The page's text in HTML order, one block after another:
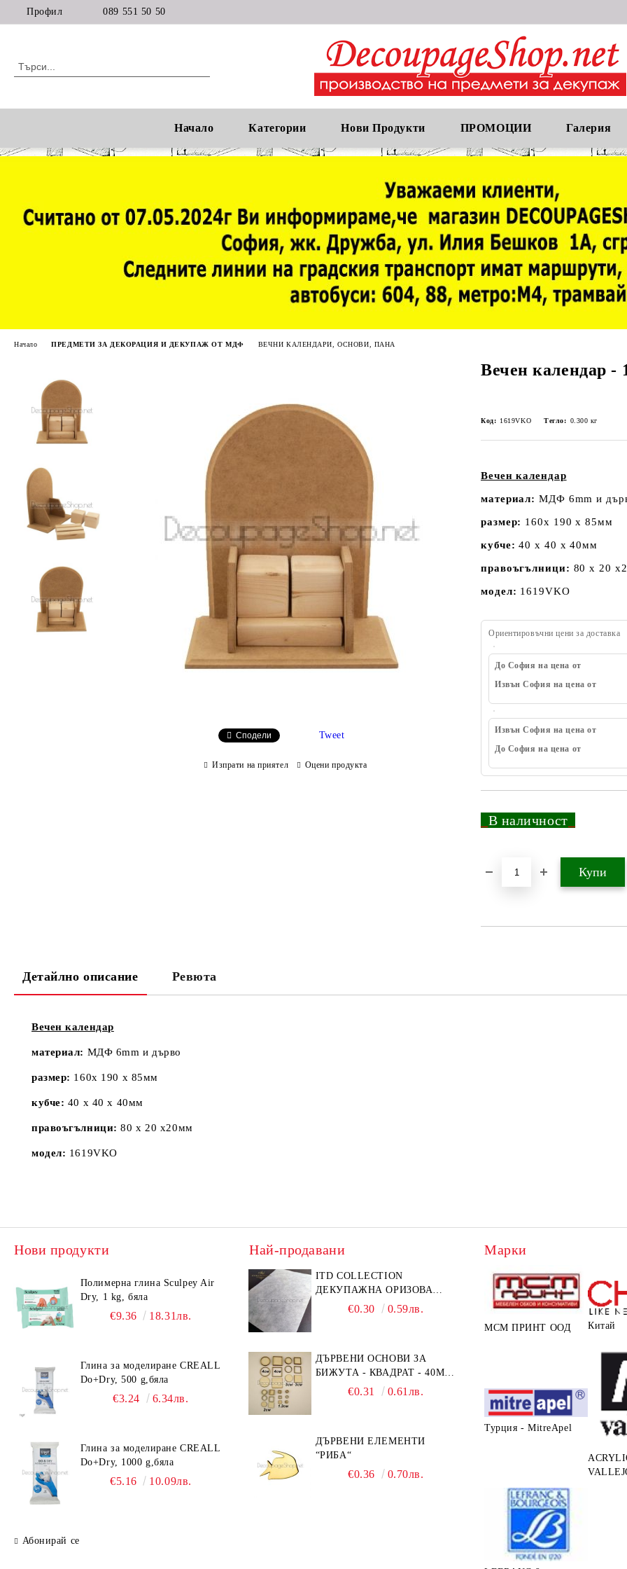
Профил 089 551 50 50
Начало Категории Нови Продукти ПРОМОЦИИ Галерия
Начало ПРЕДМЕТИ ЗА ДЕКОРАЦИЯ И ДЕКУПАЖ ОТ МДФ ВЕЧНИ КАЛЕНДАРИ, ОСНОВИ, ПАНА
Вечен календар -
Код: 1619VKO Тегло: 0.300 кг
Вечен календар
материал: МДФ 6mm и
размер: 160х 190 х 85мм
кубче: 40 х 40 х 40мм
правоъгълници: 80 х 20
модел: 1619VKO
Ориентировъчни цени за доставка
До София на цена от
Извън София на цена от
Извън София на цена от
До София на цена от
В наличност
Сподели Tweet
Изпрати на приятел Оцени продукта
Детайлно описание Ревюта
Вечен календар
материал: МДФ 6mm и дърво
размер: 160х 190 х 85мм
кубче: 40 х 40 х 40мм
правоъгълници: 80 х 20 х20мм
модел: 1619VKO
Нови продукти
Полимерна глина Sculpey Air
Dry, 1 kg, бяла
€9.36 18.31лв.
Глина за моделиране CREALL
Do+Dry, 500 g,бяла
€3.24 6.34лв.
Глина за моделиране CREALL
Do+Dry, 1000 g,бяла
€5.16 10.09лв.
Абонирай се
Най-продавани
ITD COLLECTION
ДЕКУПАЖНА ОРИЗОВА
ХАРТИЯ А5 БЯЛА - RC044
€0.30 0.59лв.
ДЪРВЕНИ ОСНОВИ ЗА
БИЖУТА - КВАДРАТ - 40ММ
- ОСНОВИ + РАМКА
€0.31 0.61лв.
ДЪРВЕНИ ЕЛЕМЕНТИ
“РИБА“
€0.36 0.70лв.
Марки
МСМ ПРИНТ ООД Китай
Турция - MitreApel